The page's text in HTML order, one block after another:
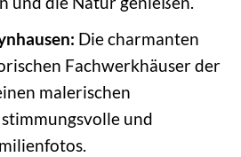
Die charmanten
Fachwerkhäuser der
malerischen
und